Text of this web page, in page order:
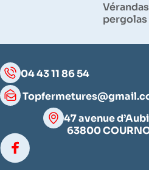
pergolas
04 43 11 86 54
47 avenue
63800 COURNON